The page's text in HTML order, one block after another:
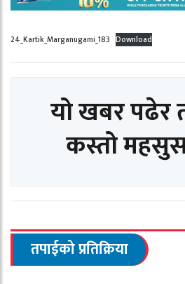
24_Kartik_Marganugami_183 Download
यो खबर पढेर
कस्तो
तपाईको प्रतिक्रिया